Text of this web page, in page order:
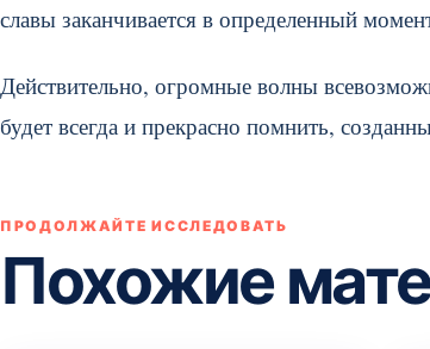
славы заканчивается в определенный
Действительно, огромные волны
будет всегда и прекрасно помнить,
ПРОДОЛЖАЙТЕ ИССЛЕДОВАТЬ
Похожие